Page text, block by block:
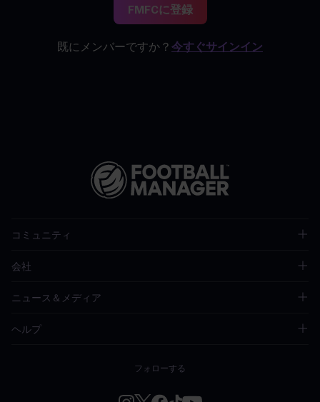
FMFCに登録
既にメンバーですか？ 今すぐサインイン
コミュニティ
会社
ニュース＆メディア
ヘルプ
フォローする